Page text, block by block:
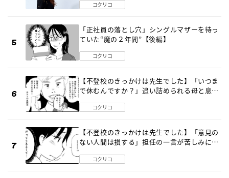
コクリコ
「正社員の落とし穴」シングルマザーを待っ
ていた“魔の２年間”【後編】
コクリコ
【不登校のきっかけは先生でした】「いつま
で休むんですか？」追い詰められる母と息子
コクリコ
【不登校のきっかけは先生でした】「意見の
ない人間は損する」担任の一言が苦しみに…
コクリコ